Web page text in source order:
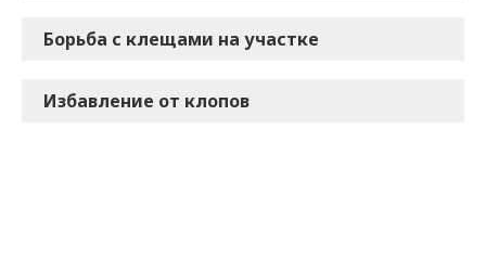
Борьба с клещами на участке
Избавление от клопов